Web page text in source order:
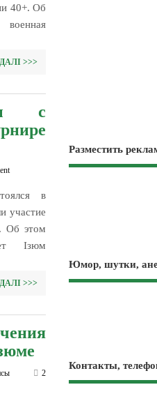
40+. Об
>>>
с
в
участие
Об этом
Ізюм
>>>
2
Разместить
Юмор, шутки,
Контакты,